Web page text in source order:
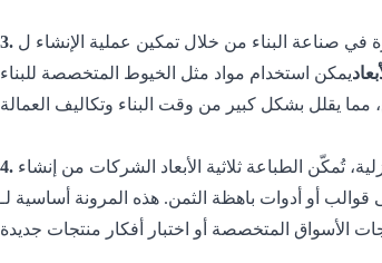
في صناعة البناء من خلال تمكين عملية الإنشاء